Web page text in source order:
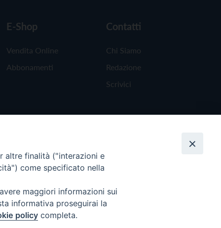
E-Shop
Vendita Online
Abbonamenti
Contatti
Chi Siamo
Redazione
Scrivici
altre finalità ("interazioni e
come specificato nella
maggiori informazioni sui
informativa proseguirai la
policy completa.